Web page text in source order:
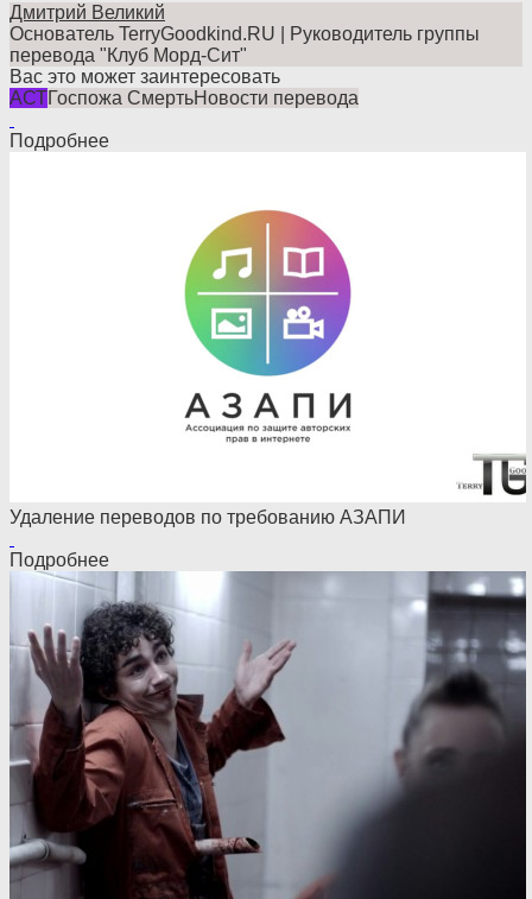
Дмитрий Великий
Основатель TerryGoodkind.RU | Руководитель группы
перевода "Клуб Морд-Сит"
Вас это может заинтересовать
АСТГоспожа СмертьНовости перевода
Подробнее
Удаление переводов по требованию АЗАПИ
Подробнее